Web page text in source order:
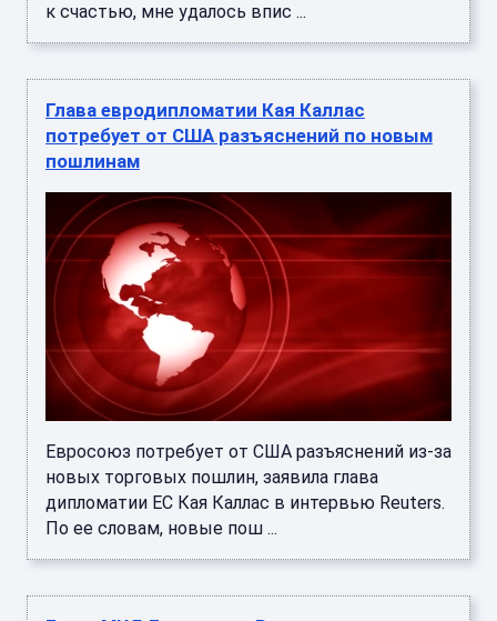
к счастью, мне удалось впис ...
Глава евродипломатии Кая Каллас
потребует от США разъяснений по новым
пошлинам
Евросоюз потребует от США разъяснений из-за
новых торговых пошлин, заявила глава
дипломатии ЕС Кая Каллас в интервью Reuters.
По ее словам, новые пош ...